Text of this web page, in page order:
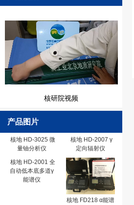
核研院视频
产品图片
核地 HD-3025 微
量铀分析仪
核地 HD-2007 γ
定向辐射仪
核地 HD-2001 全
自动低本底多道γ
能谱仪
核地 FD218 α能谱